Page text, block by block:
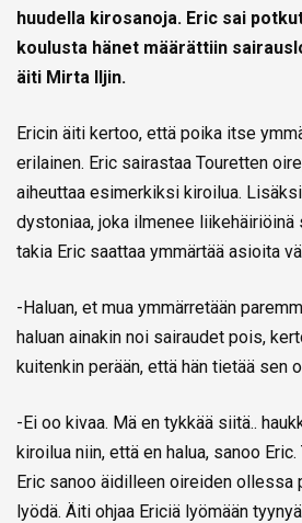
huudella kirosanoja. Eric sai
koulusta hänet määrättiin
äiti Mirta Iljin.
Ericin äiti kertoo, että poika itse
erilainen. Eric sairastaa Touretten
aiheuttaa esimerkiksi kiroilua.
dystoniaa, joka ilmenee liikehäiriöinä
takia Eric saattaa ymmärtää asioita
-Haluan, et mua ymmärretään
haluan ainakin noi sairaudet pois,
kuitenkin perään, että hän tietää sen
-Ei oo kivaa. Mä en tykkää siitä..
kiroilua niin, että en halua, sanoo
Eric sanoo äidilleen oireiden ollessa
lyödä. Äiti ohjaa Ericiä lyömään